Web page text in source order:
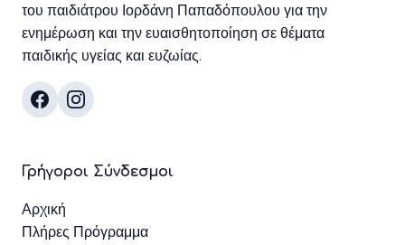
του παιδιάτρου Ιορδάνη Παπαδόπουλου για την
ενημέρωση και την ευαισθητοποίηση σε θέματα
παιδικής υγείας και ευζωίας.
Γρήγοροι Σύνδεσμοι
Αρχική
Πλήρες Πρόγραμμα